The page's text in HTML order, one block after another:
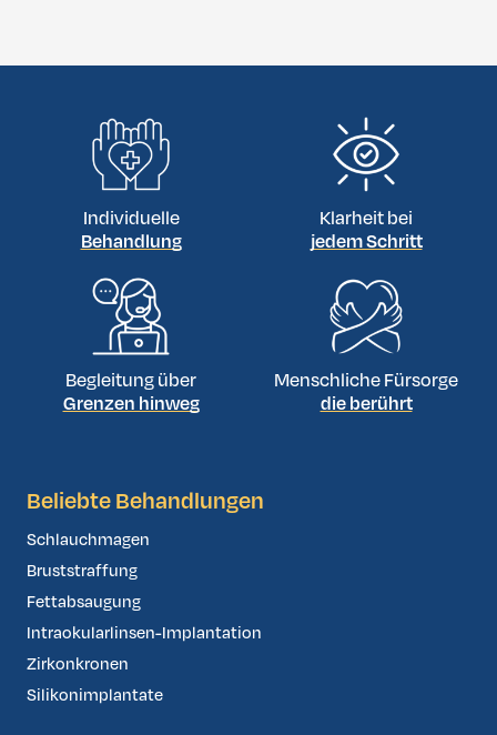
Implantaten und keine Fremdkörper im Brustbereich.
Individuelle
Behandlung
Klarheit bei
jedem Schritt
Begleitung über
Grenzen hinweg
Menschliche Fürsorge
die berührt
Beliebte Behandlungen
Schlauchmagen
Bruststraffung
Fettabsaugung
Intraokularlinsen-Implantation
Zirkonkronen
Silikonimplantate